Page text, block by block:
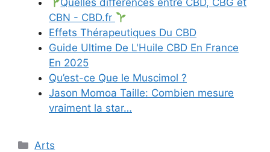
Quelles différences entre CBD, CBG et
CBN - CBD.fr
Effets Thérapeutiques Du CBD
Guide Ultime De L'Huile CBD En France
En 2025
Qu’est-ce Que le Muscimol ?
Jason Momoa Taille: Combien mesure
vraiment la star…
Catégories
Arts